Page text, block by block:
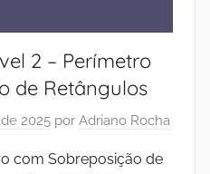
2 – Perímetro
de Retângulos
2025 por Adriano Rocha
com Sobreposição de